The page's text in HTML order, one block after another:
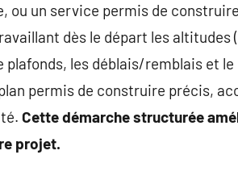
ou un service permis de
dès le départ les
plafonds, les déblais/remblais et
permis de construire précis,
Cette démarche structurée
projet.